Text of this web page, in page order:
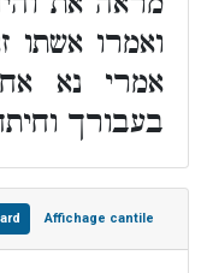
ואמרו אשתו
אמרי נא
בעבורך
Affichage cantile